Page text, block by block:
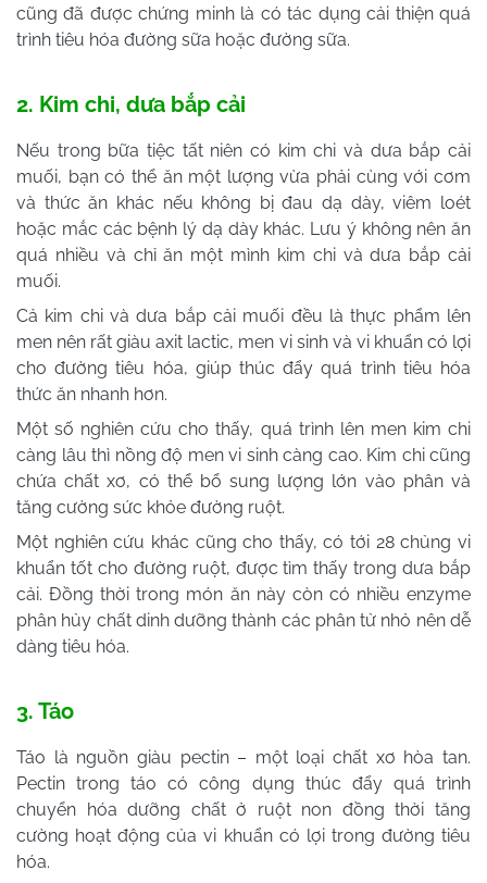
cũng đã được chứng minh là có tác dụng cải thiện quá
trình tiêu hóa đường sữa hoặc đường sữa.
2. Kim chi, dưa bắp cải
Nếu trong bữa tiệc tất niên có kim chi và dưa bắp cải
muối, bạn có thể ăn một lượng vừa phải cùng với cơm
và thức ăn khác nếu không bị đau dạ dày, viêm loét
hoặc mắc các bệnh lý dạ dày khác. Lưu ý không nên ăn
quá nhiều và chỉ ăn một mình kim chi và dưa bắp cải
muối.
Cả kim chi và dưa bắp cải muối đều là thực phẩm lên
men nên rất giàu axit lactic, men vi sinh và vi khuẩn có lợi
cho đường tiêu hóa, giúp thúc đẩy quá trình tiêu hóa
thức ăn nhanh hơn.
Một số nghiên cứu cho thấy, quá trình lên men kim chi
càng lâu thì nồng độ men vi sinh càng cao. Kim chi cũng
chứa chất xơ, có thể bổ sung lượng lớn vào phân và
tăng cường sức khỏe đường ruột.
Một nghiên cứu khác cũng cho thấy, có tới 28 chủng vi
khuẩn tốt cho đường ruột, được tìm thấy trong dưa bắp
cải. Đồng thời trong món ăn này còn có nhiều enzyme
phân hủy chất dinh dưỡng thành các phân tử nhỏ nên dễ
dàng tiêu hóa.
3. Táo
Táo là nguồn giàu pectin – một loại chất xơ hòa tan.
Pectin trong táo có công dụng thúc đẩy quá trình
chuyển hóa dưỡng chất ở ruột non đồng thời tăng
cường hoạt động của vi khuẩn có lợi trong đường tiêu
hóa.